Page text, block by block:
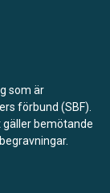
som är
förbund (SBF).
gäller bemötande